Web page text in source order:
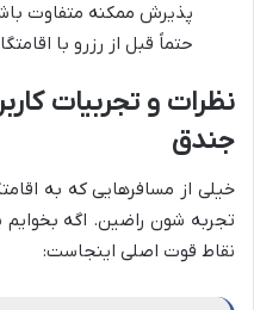
پذیرش ممکنه متفاوت
حتماً قبل از رزرو با
نظرات و تجربیات
جندق
خیلی از مسافرهایی که به
تجربه شون راضین. اگه بخوایم
نقاط قوت اصلی اینجاست: